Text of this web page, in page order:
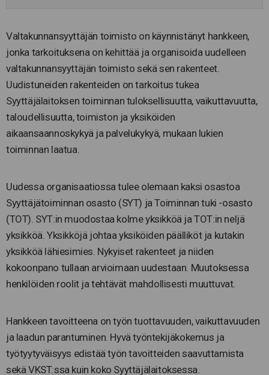
Valtakunnansyyttäjän toimisto on käynnistänyt hankkeen,
jonka tarkoituksena on kehittää ja organisoida uudelleen
valtakunnansyyttäjän toimisto sekä sen rakenteet.
Uudistuneiden rakenteiden on tarkoitus tukea
Syyttäjälaitoksen toiminnan tuloksellisuutta, vaikuttavuutta,
taloudellisuutta, toimiston ja yksiköiden
aikaansaannoskykyä ja palvelukykyä, mukaan lukien
toiminnan laatua.
Uudessa organisaatiossa tulee olemaan kaksi osastoa
Syyttäjätoiminnan osasto (SYT) ja Toiminnan tuki -osasto
(TOT). SYT:in muodostaa kolme yksikköä ja TOT:in neljä
yksikköä. Yksikköjä johtaa yksiköiden päälliköt ja kutakin
yksikköä lähiesimies. Nykyiset rakenteet ja niiden
kokoonpano tullaan arvioimaan uudestaan. Muutoksessa
henkilöiden roolit ja tehtävät mahdollisesti muuttuvat.
Hankkeen tavoitteena on työn tuottavuuden, vaikuttavuuden
ja laadun parantuminen. Hyvä työntekijäkokemus ja
työtyytyväisyys edistää työn tavoitteiden saavuttamista
sekä VKST:ssa kuin koko Syyttäjälaitoksessa.